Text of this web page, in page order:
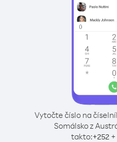
Vytočte číslo na
Somálsko z
takto:+252 +